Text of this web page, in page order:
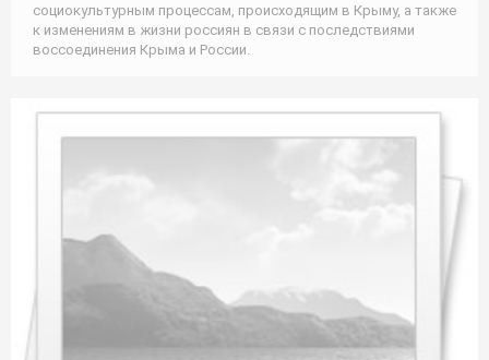
социокультурным процессам, происходящим в Крыму, а также
к изменениям в жизни россиян в связи с последствиями
воссоединения Крыма и России.